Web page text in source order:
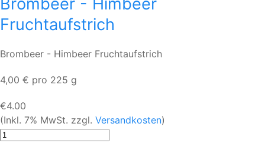
Fruchtaufstrich
Brombeer - Himbeer Fruchtaufstrich
4,00 € pro 225 g
€4.00
(Inkl. 7% MwSt. zzgl. Versandkosten)